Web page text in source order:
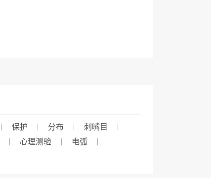
保护 分布
刺嘴目
心理测验
电弧